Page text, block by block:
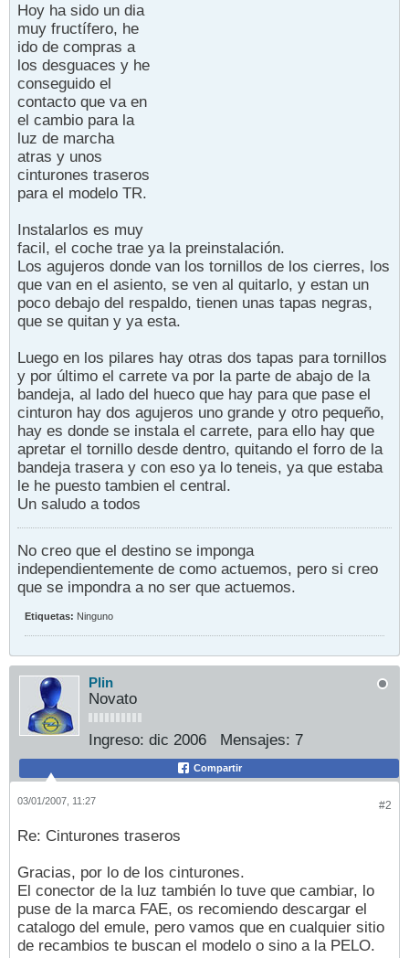
Hoy ha sido un dia
muy fructífero, he
ido de compras a
los desguaces y he
conseguido el
contacto que va en
el cambio para la
luz de marcha
atras y unos
cinturones traseros
para el modelo TR.
Instalarlos es muy
facil, el coche trae ya la preinstalación.
Los agujeros donde van los tornillos de los cierres, los
que van en el asiento, se ven al quitarlo, y estan un
poco debajo del respaldo, tienen unas tapas negras,
que se quitan y ya esta.
Luego en los pilares hay otras dos tapas para tornillos
y por último el carrete va por la parte de abajo de la
bandeja, al lado del hueco que hay para que pase el
cinturon hay dos agujeros uno grande y otro pequeño,
hay es donde se instala el carrete, para ello hay que
apretar el tornillo desde dentro, quitando el forro de la
bandeja trasera y con eso ya lo teneis, ya que estaba
le he puesto tambien el central.
Un saludo a todos
No creo que el destino se imponga
independientemente de como actuemos, pero si creo
que se impondra a no ser que actuemos.
Etiquetas: Ninguno
Plin
Novato
Ingreso: dic 2006 Mensajes: 7
Compartir
#2
03/01/2007, 11:27
Re: Cinturones traseros
Gracias, por lo de los cinturones.
El conector de la luz también lo tuve que cambiar, lo
puse de la marca FAE, os recomiendo descargar el
catalogo del emule, pero vamos que en cualquier sitio
de recambios te buscan el modelo o sino a la PELO.